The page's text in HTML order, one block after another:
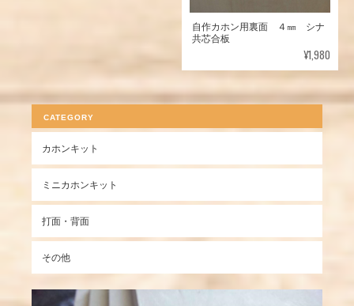
自作カホン用裏面 ４㎜ シナ
共芯合板
¥1,980
CATEGORY
カホンキット
ミニカホンキット
打面・背面
その他